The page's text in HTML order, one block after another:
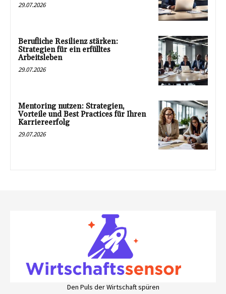
29.07.2026
Berufliche Resilienz stärken:
Strategien für ein erfülltes
Arbeitsleben
29.07.2026
Mentoring nutzen: Strategien,
Vorteile und Best Practices für Ihren
Karriereerfolg
29.07.2026
Den Puls der Wirtschaft spüren